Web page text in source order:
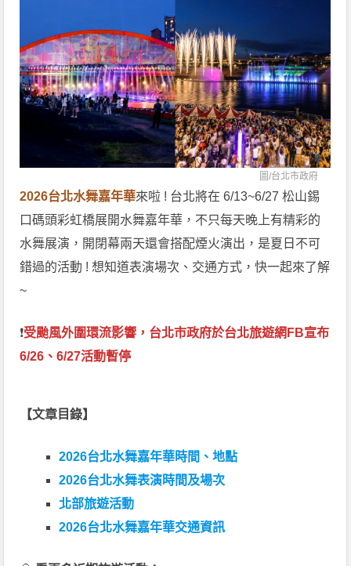
圖/台北市政府
2026台北水舞嘉年華來啦 ! 台北將在 6/13~6/27 松山錫
口碼頭彩虹橋展開水舞嘉年華，不只每天晚上有精彩的
水舞展演，開閉幕兩天還會搭配煙火演出，是夏日不可
錯過的活動 ! 想知道表演場次、交通方式，快一起來了解
~
❗受颱風外圍環流影響，台北市政府於台北旅遊網FB宣布
6/26、6/27活動暫停
【文章目錄】
2026台北水舞嘉年華時間、地點
2026台北水舞表演時間及場次
北部旅遊活動
2026台北水舞嘉年華交通資訊